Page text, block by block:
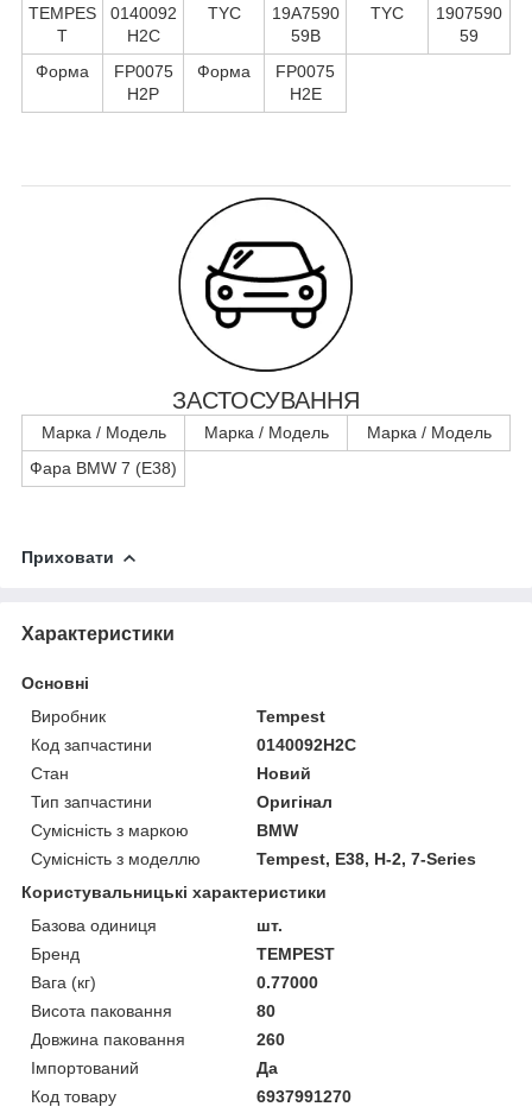
TEMPES
T
0140092
H2C
TYC
19A7590
59B
TYC
1907590
59
Форма
FP0075
H2P
Форма
FP0075
H2E
ЗАСТОСУВАННЯ
Марка / Модель Марка / Модель
Марка / Модель
Фара BMW 7 (E38)
Приховати
Характеристики
Основні
Виробник
Tempest
Код запчастини
0140092H2C
Стан
Новий
Тип запчастини
Оригінал
Сумісність з маркою
BMW
Сумісність з моделлю
Tempest, E38, H-2, 7-Series
Користувальницькі характеристики
Базова одиниця
шт.
Бренд
TEMPEST
Вага (кг)
0.77000
Висота паковання
80
Довжина паковання
260
Імпортований
Да
Код товару
6937991270